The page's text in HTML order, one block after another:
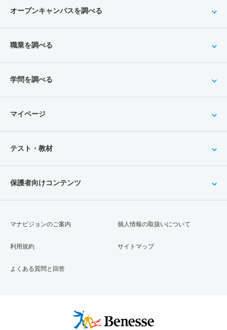
オープンキャンパスを調べる
職業を調べる
学問を調べる
マイページ
テスト・教材
保護者向けコンテンツ
マナビジョンのご案内
利用規約
よくある質問と回答
個人情報の取扱いについて
サイトマップ